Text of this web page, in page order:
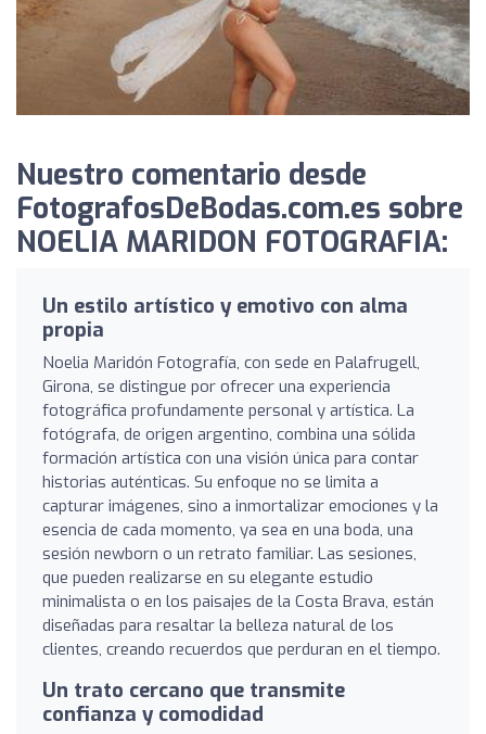
Nuestro comentario desde
FotografosDeBodas.com.es sobre
NOELIA MARIDON FOTOGRAFIA:
Un estilo artístico y emotivo con alma
propia
Noelia Maridón Fotografía, con sede en Palafrugell,
Girona, se distingue por ofrecer una experiencia
fotográfica profundamente personal y artística. La
fotógrafa, de origen argentino, combina una sólida
formación artística con una visión única para contar
historias auténticas. Su enfoque no se limita a
capturar imágenes, sino a inmortalizar emociones y la
esencia de cada momento, ya sea en una boda, una
sesión newborn o un retrato familiar. Las sesiones,
que pueden realizarse en su elegante estudio
minimalista o en los paisajes de la Costa Brava, están
diseñadas para resaltar la belleza natural de los
clientes, creando recuerdos que perduran en el tiempo.
Un trato cercano que transmite
confianza y comodidad